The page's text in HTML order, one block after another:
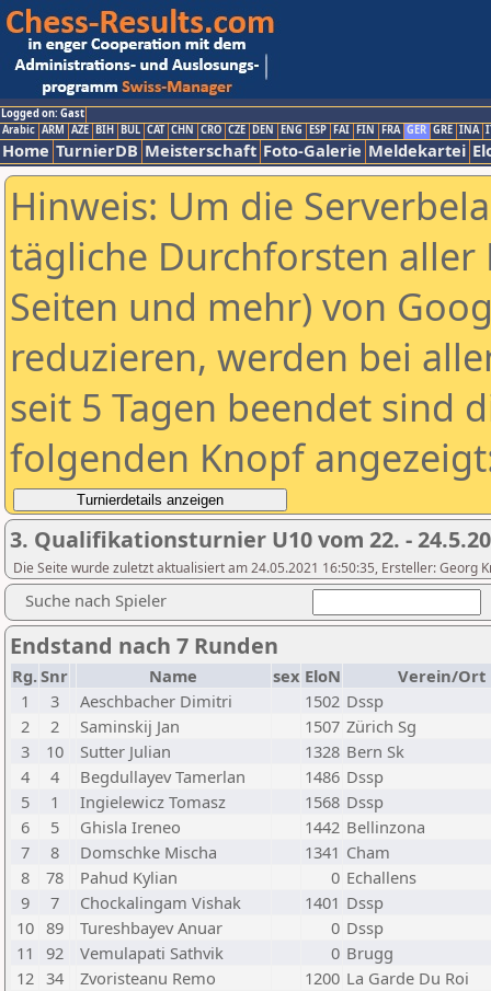
Logged on: Gast
Arabic ARM AZE BIH BUL CAT CHN CRO CZE DEN ENG ESP FAI FIN FRA GER GRE INA
Home TurnierDB Meisterschaft Foto-Galerie Meldekartei
Hinweis: Um die
tägliche Durchforsten aller
Seiten und mehr) von
reduzieren, werden bei
seit 5 Tagen beendet sind
folgenden Knopf
3. Qualifikationsturnier U10 vom 22. -
Die Seite wurde zuletzt aktualisiert am 24.05.2021 16:50:35, Ersteller: Georg
Suche nach Spieler
Endstand nach 7 Runden
Rg.Snr Name sex EloN
Verein/Ort
1
3 Aeschbacher Dimitri 1502 Dssp
2
2 Saminskij Jan 1507 Zürich Sg
3
10 Sutter Julian 1328 Bern Sk
4
4 Begdullayev Tamerlan 1486 Dssp
5
1 Ingielewicz Tomasz 1568 Dssp
6
5 Ghisla Ireneo 1442 Bellinzona
7
8 Domschke Mischa 1341 Cham
8
78 Pahud Kylian 0 Echallens
9
7 Chockalingam Vishak 1401 Dssp
10 89 Tureshbayev Anuar 0 Dssp
11
92 Vemulapati Sathvik 0 Brugg
12 34 Zvoristeanu Remo 1200 La Garde Du Roi